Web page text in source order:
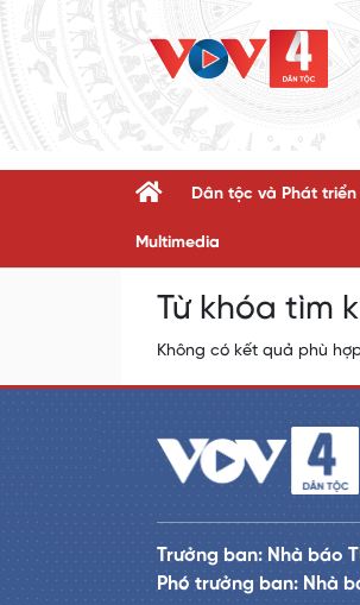
Dân tộc và Phát triển
Multimedia
Từ khóa tìm
Không có kết quả phù
Trưởng ban: Nhà báo
Phó trưởng ban: Nhà